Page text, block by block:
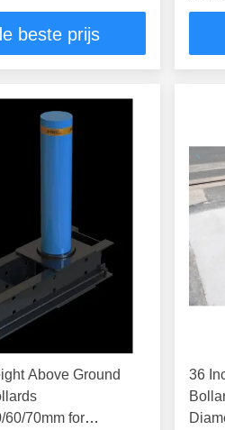
beste prijs
Above Ground
60/70mm for
36